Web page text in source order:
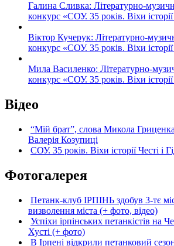
Галина Сливка: Літературно-
конкурс «СОУ. 35 років. Віхи історії
Віктор Кучерук: Літературно-
конкурс «СОУ. 35 років. Віхи історії
Мила Василенко: Літературно-
конкурс «СОУ. 35 років. Віхи історії
Відео
“Мій брат”, слова Микола
Валерія Козупиці
СОУ. 35 років. Віхи історії Честі і
Фотогалерея
Петанк-клуб ІРПІНЬ здобув 3-тє
визволення міста (+ фото, відео)
Успіхи ірпінських петанкістів на
Хусті (+ фото)
В Ірпені відкрили петанковий